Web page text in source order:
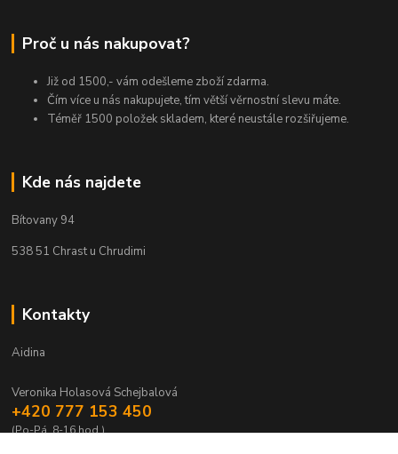
Proč u nás nakupovat?
Již od 1500,- vám odešleme zboží zdarma.
Čím více u nás nakupujete, tím větší věrnostní slevu máte.
Téměř 1500 položek skladem, které neustále rozšiřujeme.
Kde nás najdete
Bítovany 94
538 51 Chrast u Chrudimi
Kontakty
Aidina
Veronika Holasová Schejbalová
+420 777 153 450
(Po-Pá, 8-16 hod.)